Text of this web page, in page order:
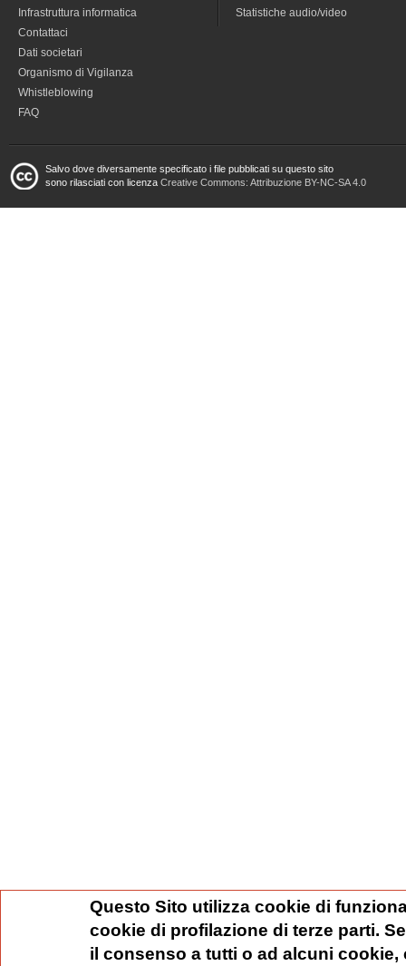
Infrastruttura informatica
Contattaci
Dati societari
Organismo di Vigilanza
Whistleblowing
FAQ
Statistiche audio/video
Salvo dove diversamente specificato i file pubblicati su questo sito
sono rilasciati con licenza Creative Commons: Attribuzione BY-NC-SA 4.0
Questo Sito utilizza cookie di
cookie di profilazione di terze parti.
il consenso a tutti o ad alcuni